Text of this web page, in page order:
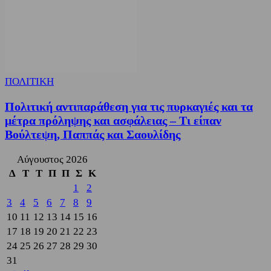
ΠΟΛΙΤΙΚΗ
Πολιτική αντιπαράθεση για τις πυρκαγιές και τα
μέτρα πρόληψης και ασφάλειας – Τι είπαν
Βούλτεψη, Παππάς και Σαουλίδης
Αύγουστος 2026
Δ
Τ Τ Π Π Σ Κ
1
2
3
4 5 6 7 8
9
10 11 12 13 14 15 16
17 18 19 20 21 22 23
24 25 26 27 28 29 30
31